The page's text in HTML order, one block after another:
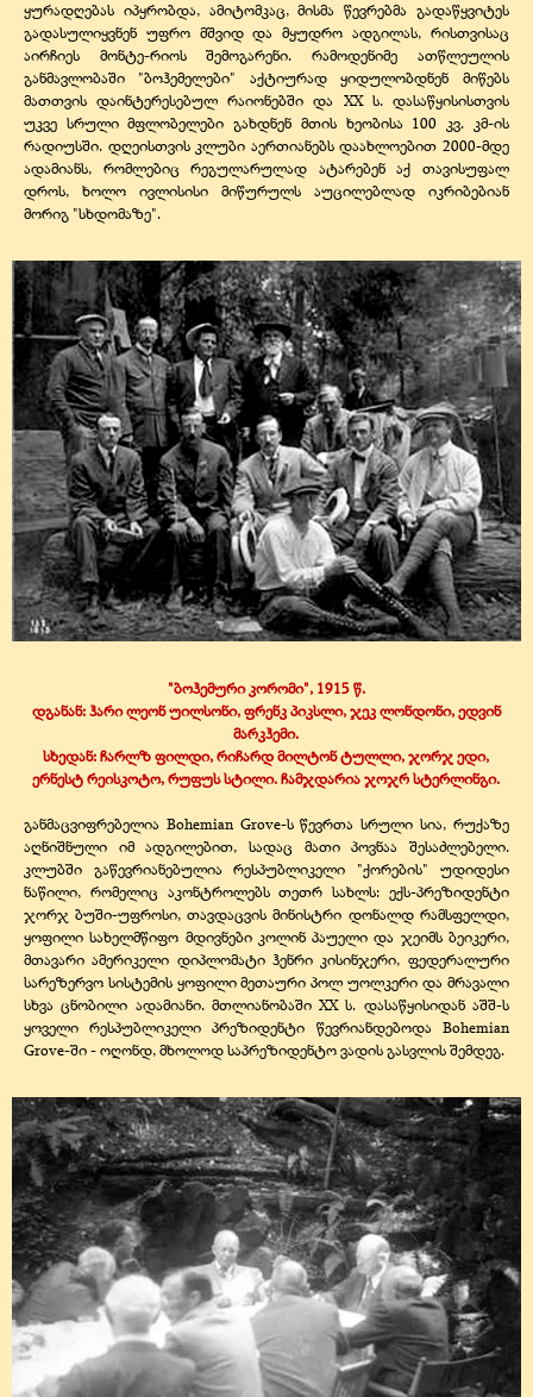
ყურადღებას იპყრობდა, ამიტომკაც, მისმა წევრებმა გადაწყვიტეს
გადასულიყვნენ უფრო მშვიდ და მყუდრო ადგილას, რისთვისაც
აირჩიეს მონტე-რიოს შემოგარენი. რამოდენიმე ათწლეულის
განმავლობაში "ბოჰემელები" აქტიურად ყიდულობდნენ მიწებს
მათთვის დაინტერესებულ რაიონებში და XX ს. დასაწყისისთვის
უკვე სრული მფლობელები გახდნენ მთის ხეობისა 100 კვ. კმ-ის
რადიუსში. დღეისთვის კლუბი აერთიანებს დაახლოებით 2000-მდე
ადამიანს, რომლებიც რეგულარულად ატარებენ აქ თავისუფალ
დროს, ხოლო ივლისისი მიწურულს აუცილებლად იკრიბებიან
მორიგ "სხდომაზე".
"ბოჰემური კორომი", 1915 წ.
დგანან: ჰარი ლეონ უილსონი, ფრენკ პიკსლი, ჯეკ ლონდონი, ედვინ
მარკჰემი.
სხედან: ჩარლზ ფილდი, რიჩარდ მილტონ ტულლი, ჯორჯ ედი,
ერნესტ რეისკოტო, რუფუს სტილი. ჩამჯდარია ჯოჯრ სტერლინგი.
განმაცვიფრებელია Bohemian Grove-ს წევრთა სრული სია, რუქაზე
აღნიშნული იმ ადგილებით, სადაც მათი პოვნაა შესაძლებელი.
კლუბში გაწევრიანებულია რესპუბლიკელი "ქორების" უდიდესი
ნაწილი, რომელიც აკონტროლებს თეთრ სახლს: ექს-პრეზიდენტი
ჯორჯ ბუში-უფროსი, თავდაცვის მინისტრი დონალდ რამსფელდი,
ყოფილი სახელმწიფო მდივნები კოლინ პაუელი და ჯეიმს ბეიკერი,
მთავარი ამერიკელი დიპლომატი ჰენრი კისინჯერი, ფედერალური
სარეზერვო სისტემის ყოფილი მეთაური პოლ უოლკერი და მრავალი
სხვა ცნობილი ადამიანი. მთლიანობაში XX ს. დასაწყისიდან აშშ-ს
ყოველი რესპუბლიკელი პრეზიდენტი წევრიანდებოდა Bohemian
Grove-ში - ოღონდ, მხოლოდ საპრეზიდენტო ვადის გასვლის შემდეგ.